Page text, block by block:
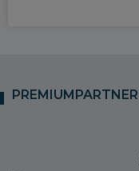
PREMIUMPARTNER